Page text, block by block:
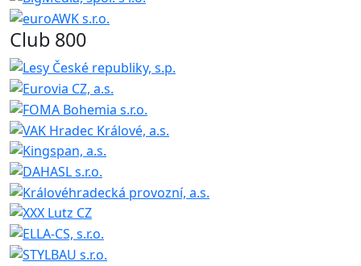
Club 800